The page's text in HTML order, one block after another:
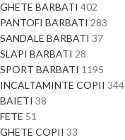
GHETE BARBATI 402
PANTOFI BARBATI 283
SANDALE BARBATI 37
SLAPI BARBATI 28
SPORT BARBATI 1195
INCALTAMINTE COPII 344
BAIETI 38
FETE 51
GHETE COPII 33